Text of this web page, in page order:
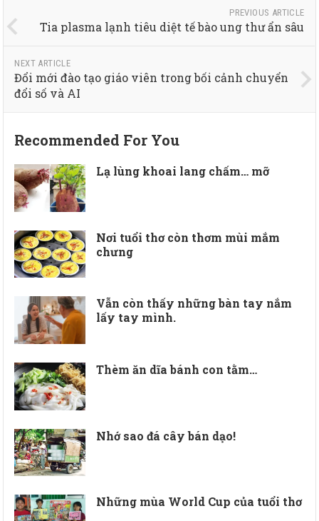
PREVIOUS ARTICLE
Tia plasma lạnh tiêu diệt tế bào ung thư ẩn sâu
NEXT ARTICLE
Đổi mới đào tạo giáo viên trong bối cảnh chuyển
đổi số và AI
Recommended For You
Lạ lùng khoai lang chấm… mỡ
Nơi tuổi thơ còn thơm mùi mắm
chưng
Vẫn còn thấy những bàn tay nắm
lấy tay mình.
Thèm ăn dĩa bánh con tằm…
Nhớ sao đá cây bán dạo!
Những mùa World Cup của tuổi thơ